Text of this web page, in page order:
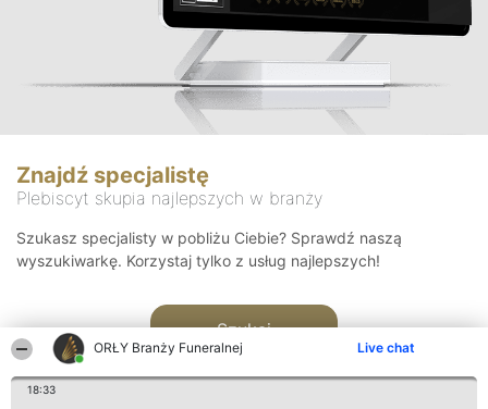
ORŁY Branży Funeralnej Live chat
18:33
Znajdź specjalistę
Plebiscyt skupia najlepszych w branży
Szukasz specjalisty w pobliżu Ciebie? Sprawdź naszą
wyszukiwarkę. Korzystaj tylko z usług najlepszych!
Szukaj